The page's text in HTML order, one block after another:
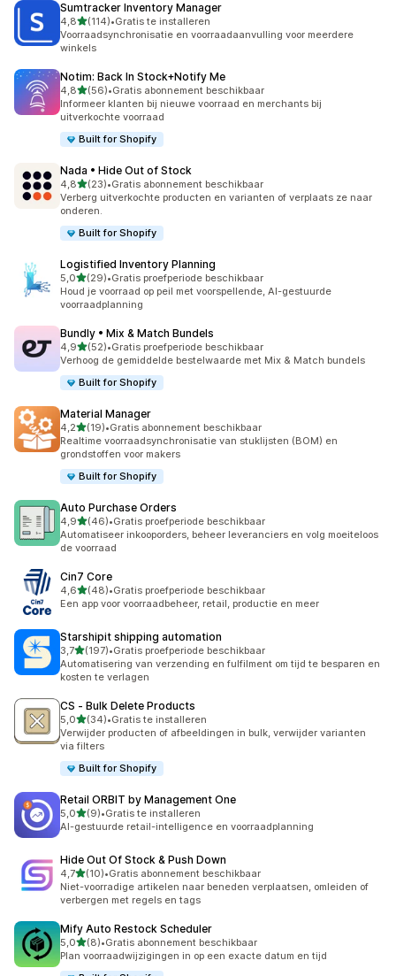
Sumtracker Inventory Manager
4,8van 5 sterren
(114)
114 recensies in totaal
•Gratis te installeren
Voorraadsynchronisatie en voorraadaanvulling voor meerdere
winkels
Notim: Back In Stock+Notify Me
4,8van 5 sterren
(56)
56 recensies in totaal
•Gratis abonnement beschikbaar
Informeer klanten bij nieuwe voorraad en merchants bij
uitverkochte voorraad
Built for Shopify
Nada • Hide Out of Stock
4,8van 5 sterren
(23)
23 recensies in totaal
•Gratis abonnement beschikbaar
Verberg uitverkochte producten en varianten of verplaats ze naar
onderen.
Built for Shopify
Logistified Inventory Planning
5,0van 5 sterren
(29)
29 recensies in totaal
•Gratis proefperiode beschikbaar
Houd je voorraad op peil met voorspellende, AI-gestuurde
voorraadplanning
Bundly • Mix & Match Bundels
4,9van 5 sterren
(52)
52 recensies in totaal
•Gratis proefperiode beschikbaar
Verhoog de gemiddelde bestelwaarde met Mix & Match bundels
Built for Shopify
Material Manager
4,2van 5 sterren
(19)
19 recensies in totaal
•Gratis abonnement beschikbaar
Realtime voorraadsynchronisatie van stuklijsten (BOM) en
grondstoffen voor makers
Built for Shopify
Auto Purchase Orders
4,9van 5 sterren
(46)
46 recensies in totaal
•Gratis proefperiode beschikbaar
Automatiseer inkooporders, beheer leveranciers en volg moeiteloos
de voorraad
Cin7 Core
4,6van 5 sterren
(48)
48 recensies in totaal
•Gratis proefperiode beschikbaar
Een app voor voorraadbeheer, retail, productie en meer
Starshipit shipping automation
3,7van 5 sterren
(197)
197 recensies in totaal
•Gratis proefperiode beschikbaar
Automatisering van verzending en fulfilment om tijd te besparen en
kosten te verlagen
CS ‑ Bulk Delete Products
5,0van 5 sterren
(34)
34 recensies in totaal
•Gratis te installeren
Verwijder producten of afbeeldingen in bulk, verwijder varianten
via filters
Built for Shopify
Retail ORBIT by Management One
5,0van 5 sterren
(9)
9 recensies in totaal
•Gratis te installeren
AI-gestuurde retail-intelligence en voorraadplanning
Hide Out Of Stock & Push Down
4,7van 5 sterren
(10)
10 recensies in totaal
•Gratis abonnement beschikbaar
Niet-voorradige artikelen naar beneden verplaatsen, omleiden of
verbergen met regels en tags
Mify Auto Restock Scheduler
5,0van 5 sterren
(8)
8 recensies in totaal
•Gratis abonnement beschikbaar
Plan voorraadwijzigingen in op een exacte datum en tijd